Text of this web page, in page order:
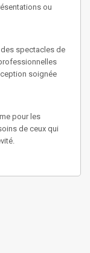
ou
spectacles de
soignée
pour les
de ceux qui